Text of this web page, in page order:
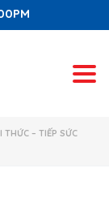
THỨC – TIẾP SỨC